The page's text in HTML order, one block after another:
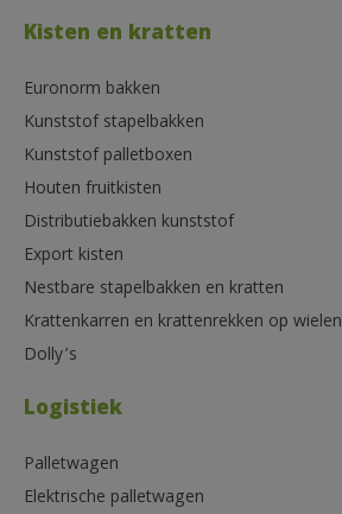
Kisten en kratten
Euronorm bakken
Kunststof stapelbakken
Kunststof palletboxen
Houten fruitkisten
Distributiebakken kunststof
Export kisten
Nestbare stapelbakken en kratten
Krattenkarren en krattenrekken op wielen
Dolly’s
Logistiek
Palletwagen
Elektrische palletwagen